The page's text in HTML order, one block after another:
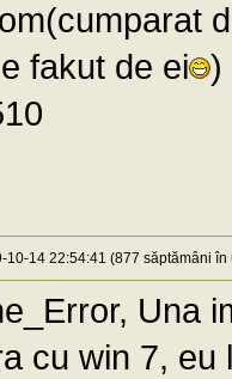
fakut de ei )
10-14 22:54:41 (877 săptămâni în
Una
cu win 7,